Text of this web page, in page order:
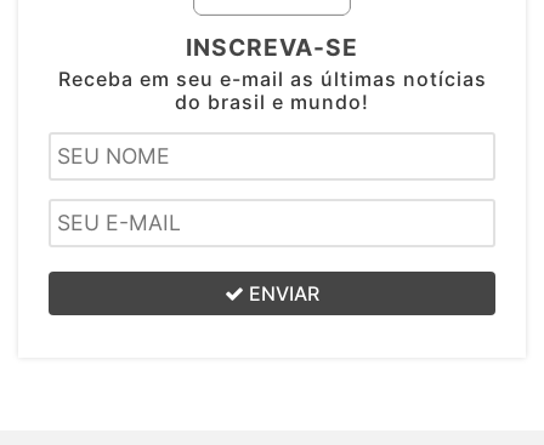
INSCREVA-SE
Receba em seu e-mail as últimas notícias
do brasil e mundo!
ENVIAR